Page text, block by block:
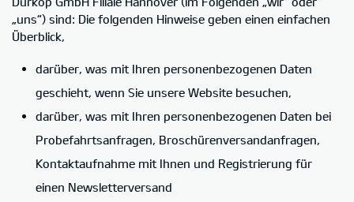
„uns“) sind: Die folgenden Hinweise geben einen einfachen
Überblick,
darüber, was mit Ihren personenbezogenen Daten
geschieht, wenn Sie unsere Website besuchen,
darüber, was mit Ihren personenbezogenen Daten bei
Probefahrtsanfragen, Broschürenversandanfragen,
Kontaktaufnahme mit Ihnen und Registrierung für
einen Newsletterversand